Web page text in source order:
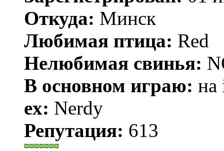
Откуда: Минск
Любимая птица: Red
Нелюбимая свинья:
В основном играю: на
ex: Nerdy
Репутация: 613